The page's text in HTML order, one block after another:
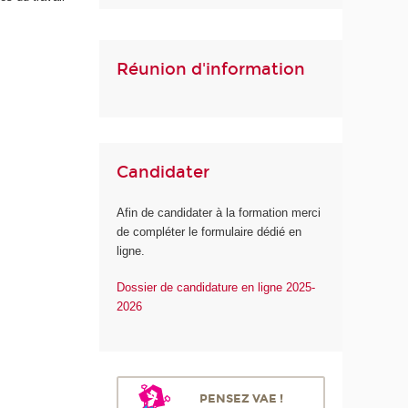
Réunion d'information
Candidater
Afin de candidater à la formation merci
de compléter le formulaire dédié en
ligne.
Dossier de candidature en ligne 2025-
2026
PENSEZ VAE !